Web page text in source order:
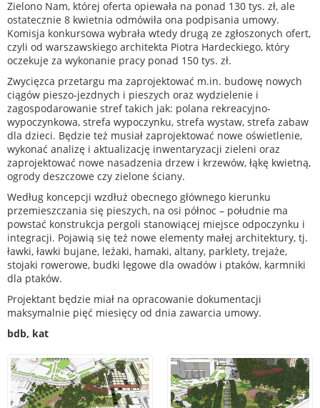
Zielono Nam, której oferta opiewała na ponad 130 tys. zł, ale
ostatecznie 8 kwietnia odmówiła ona podpisania umowy.
Komisja konkursowa wybrała wtedy drugą ze zgłoszonych ofert,
czyli od warszawskiego architekta Piotra Hardeckiego, który
oczekuje za wykonanie pracy ponad 150 tys. zł.
Zwycięzca przetargu ma zaprojektować m.in. budowę nowych
ciągów pieszo-jezdnych i pieszych oraz wydzielenie i
zagospodarowanie stref takich jak: polana rekreacyjno-
wypoczynkowa, strefa wypoczynku, strefa wystaw, strefa zabaw
dla dzieci. Będzie też musiał zaprojektować nowe oświetlenie,
wykonać analizę i aktualizację inwentaryzacji zieleni oraz
zaprojektować nowe nasadzenia drzew i krzewów, łąkę kwietną,
ogrody deszczowe czy zielone ściany.
Według koncepcji wzdłuż obecnego głównego kierunku
przemieszczania się pieszych, na osi północ – południe ma
powstać konstrukcja pergoli stanowiącej miejsce odpoczynku i
integracji. Pojawią się też nowe elementy małej architektury, tj.
ławki, ławki bujane, leżaki, hamaki, altany, parklety, trejaże,
stojaki rowerowe, budki lęgowe dla owadów i ptaków, karmniki
dla ptaków.
Projektant będzie miał na opracowanie dokumentacji
maksymalnie pięć miesięcy od dnia zawarcia umowy.
bdb, kat